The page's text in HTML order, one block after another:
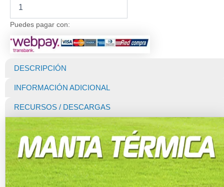
Térmica
para
Premium
400
Black
de
MTS
cantidad
Puedes pagar con:
DESCRIPCIÓN
INFORMACIÓN ADICIONAL
RECURSOS / DESCARGAS